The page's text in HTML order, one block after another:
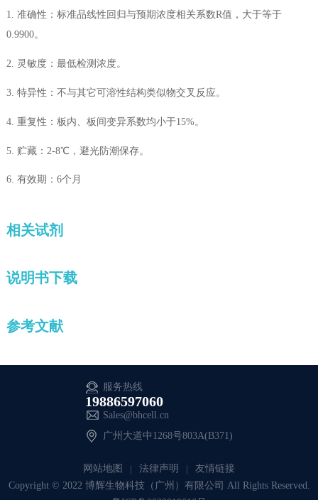
1. 准确性：标准品线性回归与预期浓度相关系数R值，大于等于
0.9900。
2. 灵敏度：最低检测浓度。
3. 特异性：不与其它可溶性结构类似物交叉反应。
4. 重复性：板内、板间变异系数均小于15%。
5. 贮藏：2-8℃，避光防潮保存。
6. 有效期：6个月
相关试剂
说明书下载
参考文献
服务热线
19886597060
Sales@bhcell.cn
广州大道中1268号803A(B371)
网站地图 法律声明
友情链接
Copyright © 2022 博辉生物科技（广州）有限公司 All Rights Reserved.